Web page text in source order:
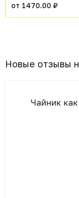
от 1470.00 ₽
Новые отзывы
Чайник